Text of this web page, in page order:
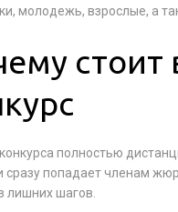
молодежь, взрослые, а
полностью
сразу попадает членам
лишних шагов.